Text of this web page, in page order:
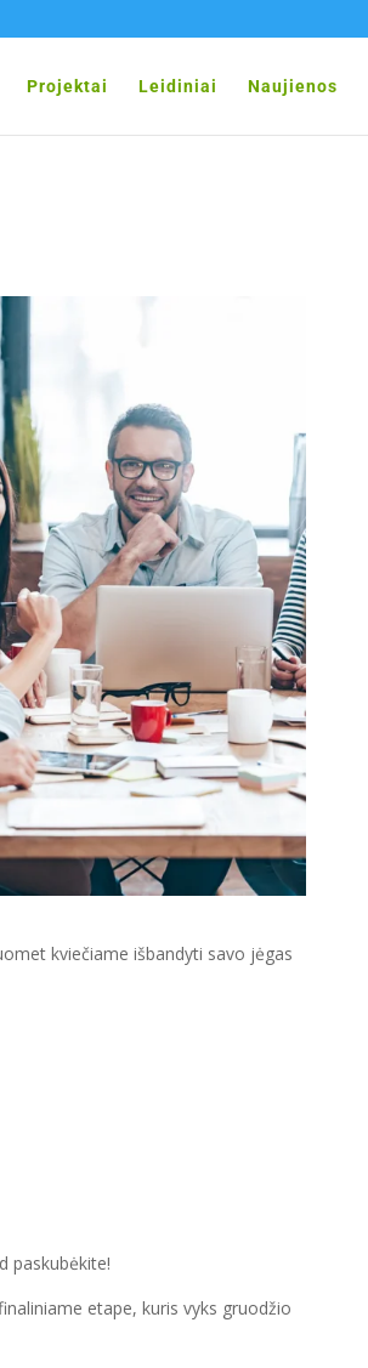
Projektai Leidiniai Naujienos
kviečiame išbandyti savo jėgas
paskubėkite!
etape, kuris vyks gruodžio